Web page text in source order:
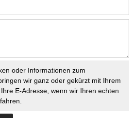
oder Informationen zum
wir ganz oder gekürzt mit Ihrem
E-Adresse, wenn wir Ihren echten